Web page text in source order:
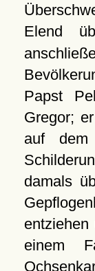
Elend
Papst
Gregor;
auf dem
damals
einem